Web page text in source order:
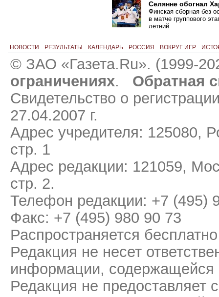
Селянне обогнал
Финская сборная без
в матче группового
летний
НОВОСТИ РЕЗУЛЬТАТЫ КАЛЕНДАРЬ РОССИЯ ВОКРУГ ИГР
© ЗАО «Газета.Ru». (1999-
ограничениях.
Обратная
Свидетельство о
27.04.2007 г.
Адрес учредителя: 125080,
стр. 1
Адрес редакции: 121059,
стр. 2.
Телефон редакции: +7 (495)
Факс: +7 (495) 980 90 73
Распространяется бесплатно
Редакция не несет
информации, содержащейся
Редакция не предоставляет